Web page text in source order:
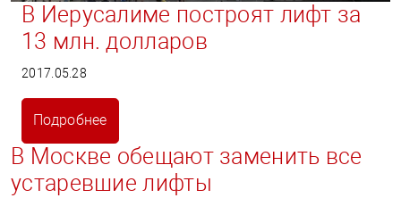
В Иерусалиме построят лифт за
13 млн. долларов
2017.05.28
Подробнее
В Москве обещают заменить все
устаревшие лифты